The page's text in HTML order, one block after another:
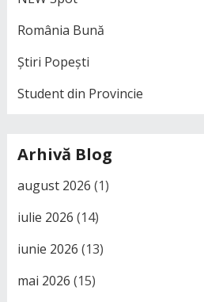
România Bună
Știri Popești
Student din Provincie
Arhivă Blog
august 2026 (1)
iulie 2026 (14)
iunie 2026 (13)
mai 2026 (15)